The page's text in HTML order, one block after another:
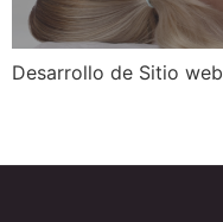
Desarrollo de Sitio web